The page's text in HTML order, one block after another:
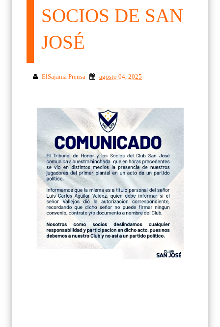
SOCIOS DE SAN
JOSÉ
ElSajama Prensa agosto 04, 2025